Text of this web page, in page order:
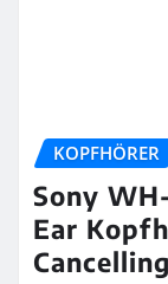
KOPFHÖRER
Sony
Ear